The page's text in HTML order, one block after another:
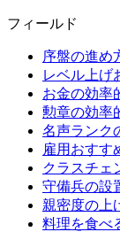
フィールド
序盤の進め
レベル上げ
お金の効率
勲章の効率
名声ランク
雇用おすす
クラスチェ
守備兵の設
親密度の上
料理を食べ